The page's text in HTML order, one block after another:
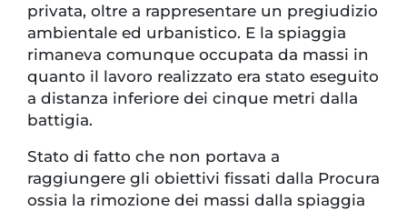
privata, oltre a rappresentare un pregiudizio
ambientale ed urbanistico. E la spiaggia
rimaneva comunque occupata da massi in
quanto il lavoro realizzato era stato eseguito
a distanza inferiore dei cinque metri dalla
battigia.
Stato di fatto che non portava a
raggiungere gli obiettivi fissati dalla Procura
ossia la rimozione dei massi dalla spiaggia